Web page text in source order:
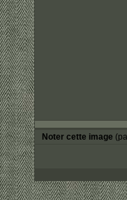
Noter cette image